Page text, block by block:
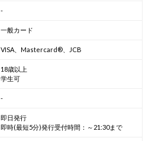
-
一般カード
VISA、Mastercard®、JCB
18歳以上
学生可
-
即日発行
即時(最短5分)発行受付時間：～21:30まで